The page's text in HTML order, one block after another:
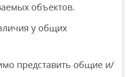
объектов.
у общих
представить общие и/